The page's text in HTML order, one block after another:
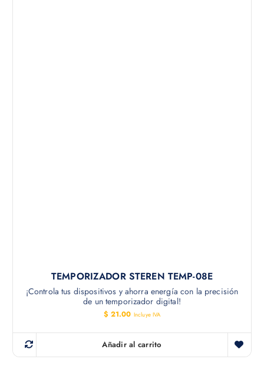
TEMPORIZADOR STEREN TEMP-08E
¡Controla tus dispositivos y ahorra energía con la precisión
de un temporizador digital!
$ 21.00 Incluye IVA
Añadir al carrito